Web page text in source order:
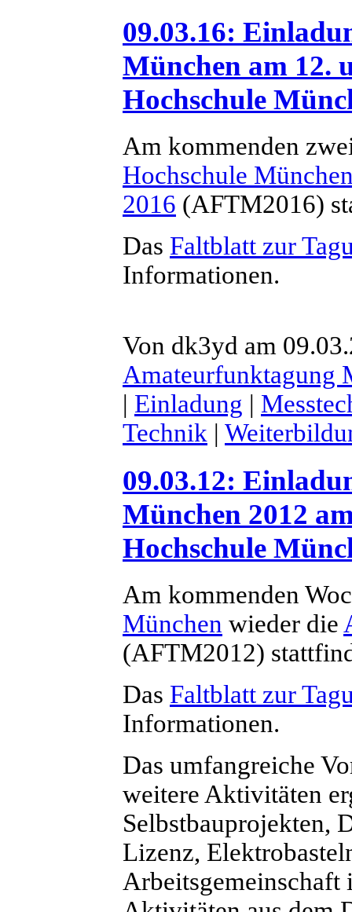
09.03.16:
München am 12.
Hochschule
Am kommenden
Hochschule
2016 (AFTM2016)
Das Faltblatt zur
Informationen.
Von dk3yd am
Amateurfunktagung
| Einladung |
Technik |
09.03.12:
München 2012
Hochschule
Am kommenden
München wieder die
(AFTM2012)
Das Faltblatt zur
Informationen.
Das umfangreiche
weitere Aktivitäten
Selbstbauprojekten,
Lizenz,
Arbeitsgemeinschaft